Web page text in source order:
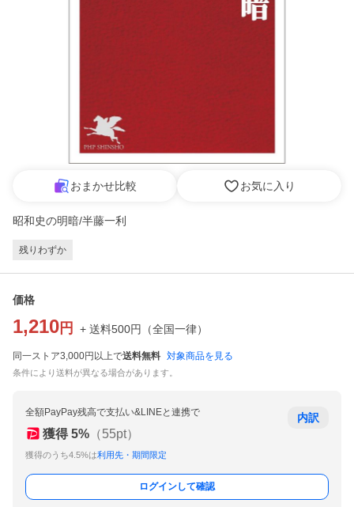
おまかせ比較 お気に入り
昭和史の明暗/半藤一利
残りわずか
価格
1,210 円 + 送料500円 （全国一律）
同一ストア3,000円以上で送料無料 対象商品を見る
条件により送料が異なる場合があります。
全額PayPay残高で支払い&LINEと連携で
獲得 5% （55pt）
獲得のうち4.5%は利用先・期間限定
内訳
ログインして確認